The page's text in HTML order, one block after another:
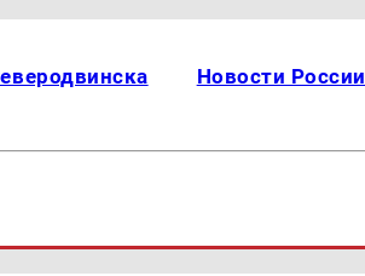
Новости России